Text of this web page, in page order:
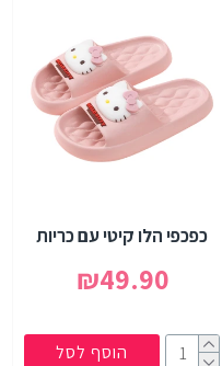
כפכפי הלו קיטי עם כריות
₪49.90
הוסף לסל